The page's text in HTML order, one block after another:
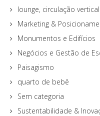
lounge, circulação vertical
Marketing &
Monumentos e Edifícios
Negócios e Gestão de
Paisagismo
quarto de bebê
Sem categoria
Sustentabilidade &